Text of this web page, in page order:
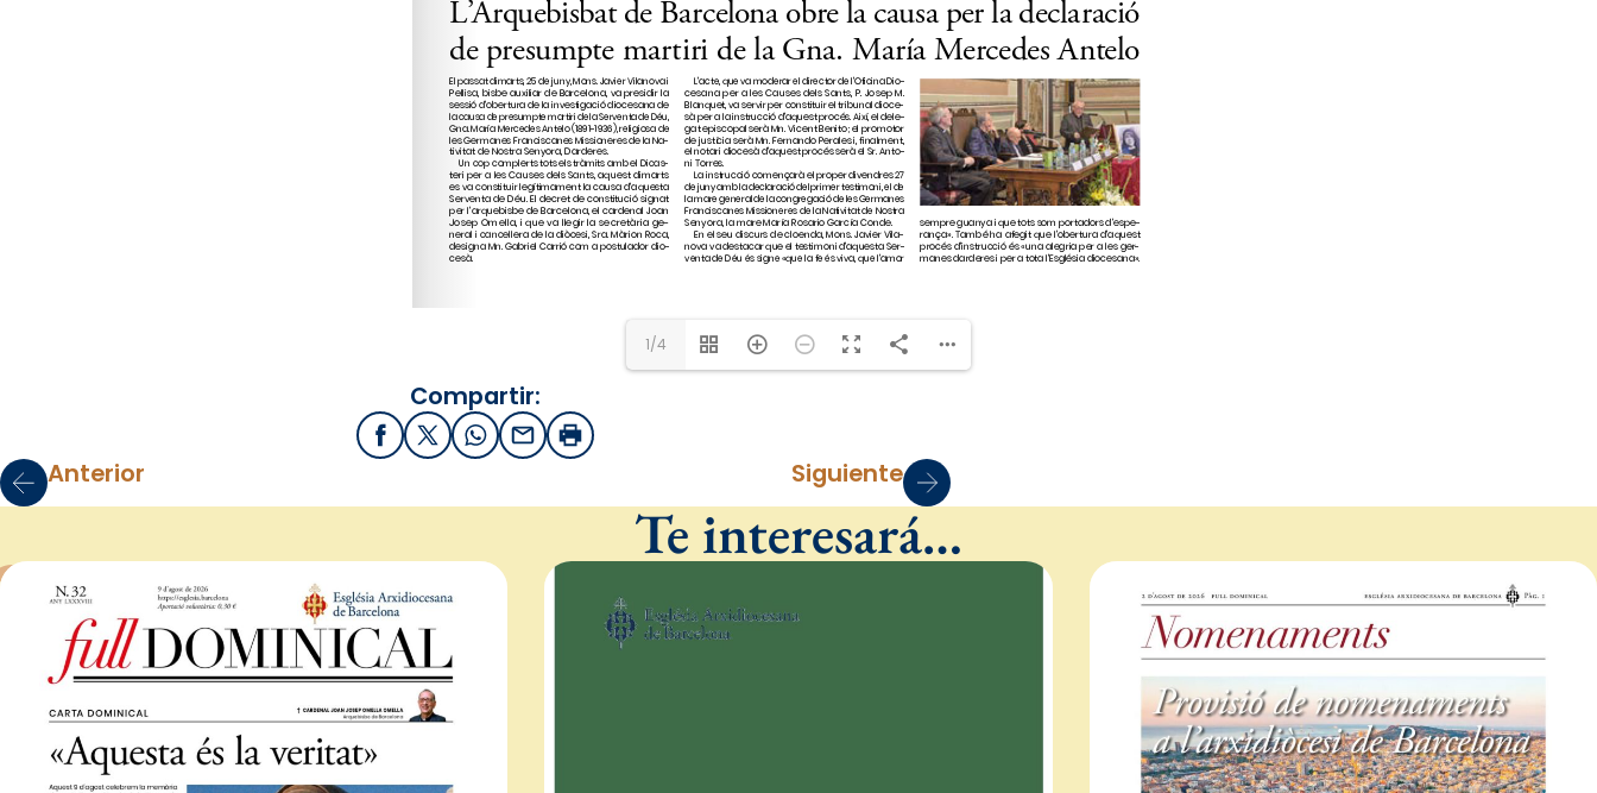
1/4
Compartir:
FacebookX / Twitter
WhatsApp
EmailImprimir
Anterior Siguiente
Te interesará…